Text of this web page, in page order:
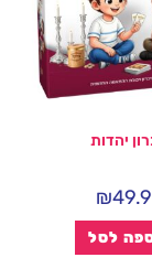
יהדות
₪
לסל